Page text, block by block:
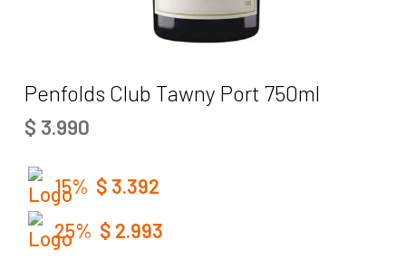
Penfolds Club Tawny Port 750ml
$ 3.990
15% $ 3.392
25% $ 2.993